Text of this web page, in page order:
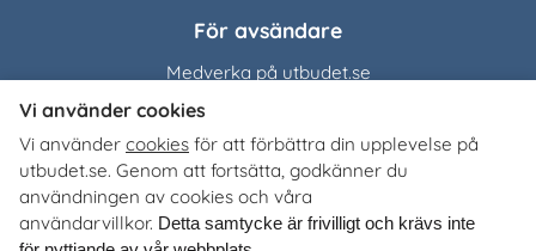
För avsändare
Medverka på utbudet.se
Utbudet.se distribuerar
organisationers, myndigheters och företags egna material
till Sveriges alla skolor, universitet och högskolor. Tjänsten
är kostnadsfri för lärare, studie- och yrkesvägledare och
annan skolpersonal.
Vi använder cookies
Vi använder cookies för att förbättra din upplevelse på
utbudet.se. Genom att fortsätta, godkänner du
användningen av cookies och våra
användarvillkor. Detta samtycke är frivilligt och krävs inte